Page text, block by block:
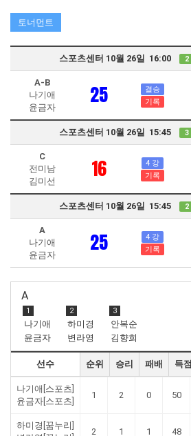
토너먼트
스포츠센터 10월 26일 16:00 2
A-B
나기애
윤금자
25
결승
기록
스포츠센터 10월 26일 15:45 3
C
전미남
김미선
16
4 강
기록
스포츠센터 10월 26일 15:45 2
A
나기애
윤금자
25
4 강
기록
A
1
나기애
윤금자
2
하미경
변라영
3
안복순
김향희
선수 순위 승리 패배 득점
나기애[스포츠]
윤금자[스포츠]
1 2 0 50
하미경[꿈누리]
2 1 1 48